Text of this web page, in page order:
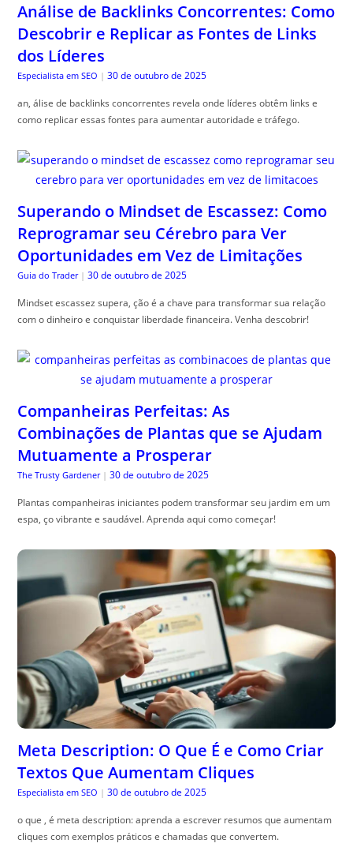
Análise de Backlinks Concorrentes: Como
Descobrir e Replicar as Fontes de Links
dos Líderes
Especialista em SEO | 30 de outubro de 2025
an, álise de backlinks concorrentes revela onde líderes obtêm links e
como replicar essas fontes para aumentar autoridade e tráfego.
Superando o Mindset de Escassez: Como
Reprogramar seu Cérebro para Ver
Oportunidades em Vez de Limitações
Guia do Trader | 30 de outubro de 2025
Mindset escassez supera, ção é a chave para transformar sua relação
com o dinheiro e conquistar liberdade financeira. Venha descobrir!
Companheiras Perfeitas: As
Combinações de Plantas que se Ajudam
Mutuamente a Prosperar
The Trusty Gardener | 30 de outubro de 2025
Plantas companheiras iniciantes podem transformar seu jardim em um
espa, ço vibrante e saudável. Aprenda aqui como começar!
Meta Description: O Que É e Como Criar
Textos Que Aumentam Cliques
Especialista em SEO | 30 de outubro de 2025
o que , é meta description: aprenda a escrever resumos que aumentam
cliques com exemplos práticos e chamadas que convertem.